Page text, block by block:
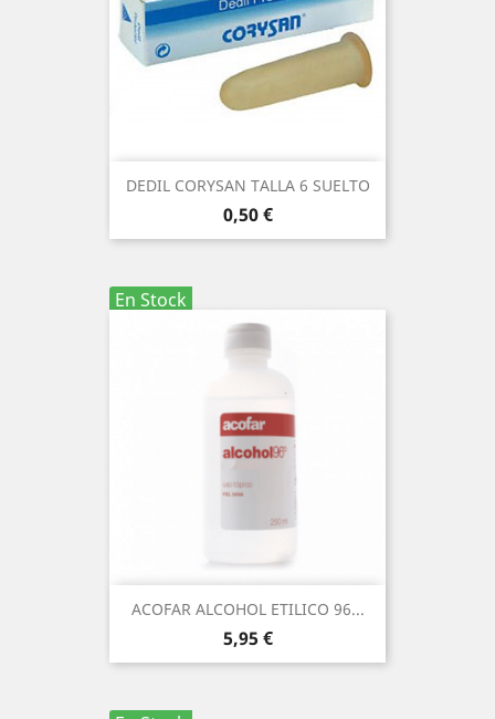
DEDIL CORYSAN TALLA 6 SUELTO
Precio
0,50 €
En Stock
ACOFAR ALCOHOL ETILICO 96...
Precio
5,95 €